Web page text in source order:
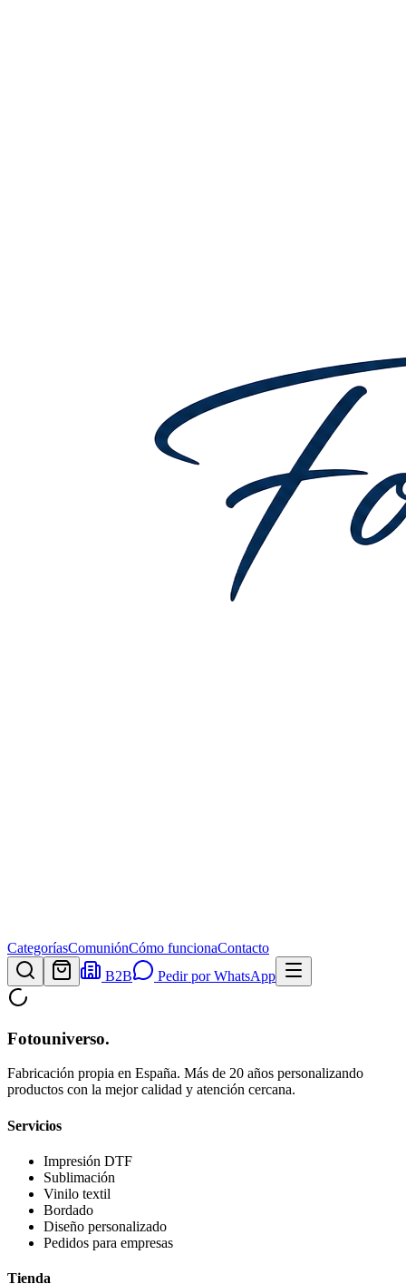
CategoríasComuniónCómo funcionaContacto
B2B
Pedir por WhatsApp
Fotouniverso.
Fabricación propia en España. Más de 20 años personalizando
productos con la mejor calidad y atención cercana.
Servicios
Impresión DTF
Sublimación
Vinilo textil
Bordado
Diseño personalizado
Pedidos para empresas
Tienda